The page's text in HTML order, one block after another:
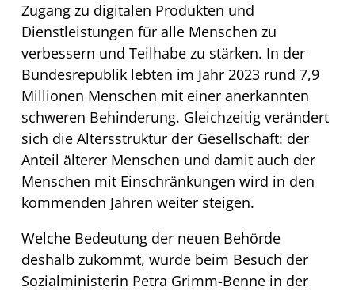
Zugang zu digitalen Produkten und
Dienstleistungen für alle Menschen zu
verbessern und Teilhabe zu stärken. In der
Bundesrepublik lebten im Jahr 2023 rund 7,9
Millionen Menschen mit einer anerkannten
schweren Behinderung. Gleichzeitig verändert
sich die Altersstruktur der Gesellschaft: der
Anteil älterer Menschen und damit auch der
Menschen mit Einschränkungen wird in den
kommenden Jahren weiter steigen.
Welche Bedeutung der neuen Behörde
deshalb zukommt, wurde beim Besuch der
Sozialministerin Petra Grimm-Benne in der